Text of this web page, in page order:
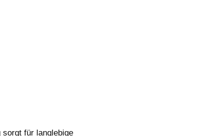
sorgt für langlebige